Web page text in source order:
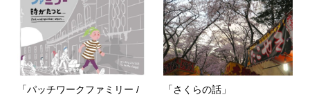
「パッチワークファミリー /
「さくらの話」